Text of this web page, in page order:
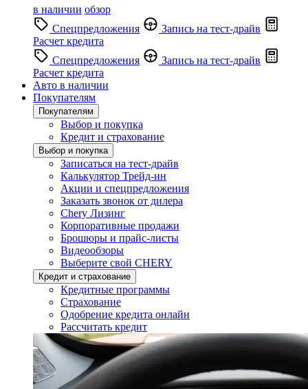
в наличии обзор
Спецпредложения
Запись на тест-драйв
Расчет кредита
Спецпредложения
Запись на тест-драйв
Расчет кредита
Авто в наличии
Покупателям
Покупателям
Выбор и покупка
Кредит и страхование
Выбор и покупка
Записаться на тест-драйв
Калькулятор Трейд-ин
Акции и спецпредложения
Заказать звонок от дилера
Chery Лизинг
Корпоративные продажи
Брошюры и прайс-листы
Видеообзоры
Выберите свой CHERY
Кредит и страхование
Кредитные программы
Страхование
Одобрение кредита онлайн
Рассчитать кредит